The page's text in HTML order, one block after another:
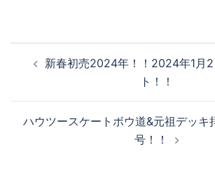
ゲ
新春初売2024年！！2024年1月
ト！！
ハウツースケートボウ道&元祖デッキ
号！！